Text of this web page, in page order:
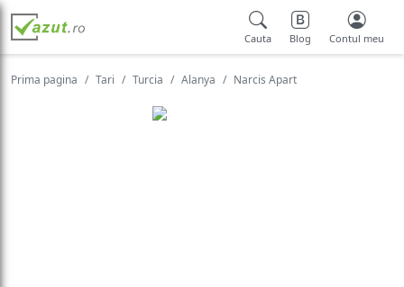
Cauta Blog Contul meu
Prima pagina Tari Turcia Alanya Narcis Apart